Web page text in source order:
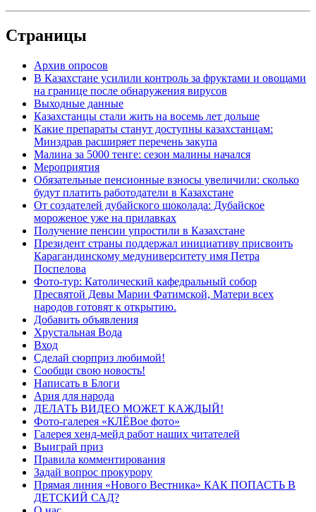
Страницы
Архив опросов
В Казахстане усилили контроль за фруктами и овощами
на границе после обнаружения вирусов
Выходные данные
Казахстанцы стали жить на восемь лет дольше
Какие препараты станут доступны казахстанцам:
Минздрав расширяет перечень закупа
Малина за 5000 тенге: сезон малины начался
Мероприятия
Обязательные пенсионные взносы увеличили: сколько
будут платить работодатели в Казахстане
От создателей дубайского шоколада: Дубайское
мороженое уже на прилавках
Получение пенсии упростили в Казахстане
Президент страны поддержал инициативу присвоить
Карагандинскому медуниверситету имя Петра
Поспелова
Фото-тур: Католический кафедральный собор
Пресвятой Девы Марии Фатимской, Матери всех
народов готовят к открытию.
Добавить объявления
Хрустальная Вода
Вход
Сделай сюрприз любимой!
Сообщи свою новость!
Написать в Блоги
Ария для народа
ДЕЛАТЬ ВИДЕО МОЖЕТ КАЖДЫЙ!
Фото-галерея «КЛЁВое фото»
Галерея хенд-мейд работ наших читателей
Выиграй приз
Правила комментирования
Задай вопрос прокурору
Прямая линия «Нового Вестника» КАК ПОПАСТЬ В
ДЕТСКИЙ САД?